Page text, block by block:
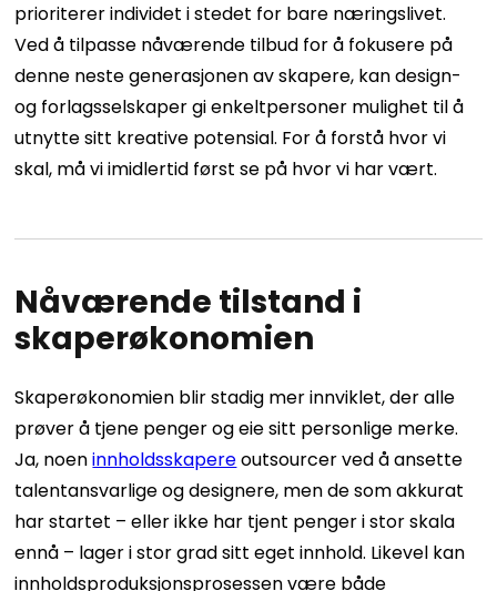
prioriterer individet i stedet for bare næringslivet.
Ved å tilpasse nåværende tilbud for å fokusere på
denne neste generasjonen av skapere, kan design-
og forlagsselskaper gi enkeltpersoner mulighet til å
utnytte sitt kreative potensial. For å forstå hvor vi
skal, må vi imidlertid først se på hvor vi har vært.
Nåværende tilstand i
skaperøkonomien
Skaperøkonomien blir stadig mer innviklet, der alle
prøver å tjene penger og eie sitt personlige merke.
Ja, noeninnholdsskapereoutsourcer ved å ansette
talentansvarlige og designere, men de som akkurat
har startet – eller ikke har tjent penger i stor skala
ennå – lager i stor grad sitt eget innhold. Likevel kan
innholdsproduksjonsprosessen være både